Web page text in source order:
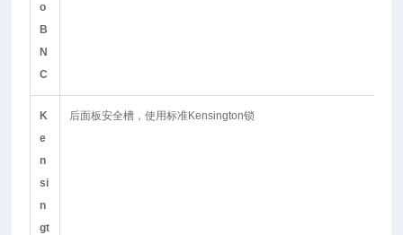
o
B
N
C
K
e
n
si
n
gt
后面板安全槽，使用标准Kensington锁